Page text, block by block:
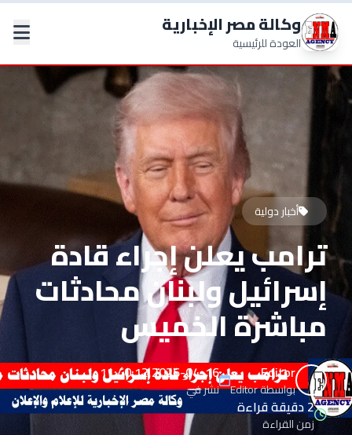
وكالة مصر الإخبارية
العودة للرئيسية
أخبار دولية
ترامب يعلن إجراء قادة
إسرائيل ولبنان محادثات
مباشرة الخميس
Editor
بواسطة Editor
2026-04-16 11:40:12
نشر في
2 دقيقة قراءة
زمن القراءة